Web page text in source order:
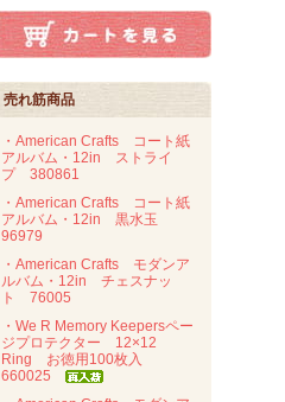
売れ筋商品
・American Crafts コート紙
アルバム・12in ストライ
プ 380861
・American Crafts コート紙
アルバム・12in 黒水玉
96979
・American Crafts モダンア
ルバム・12in チェスナッ
ト 76005
・We R Memory Keepersペー
ジプロテクター 12×12
Ring お徳用100枚入
660025